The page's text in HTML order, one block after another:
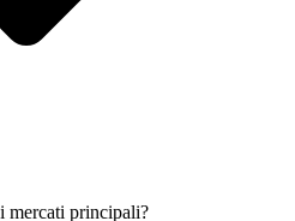
mercati principali?